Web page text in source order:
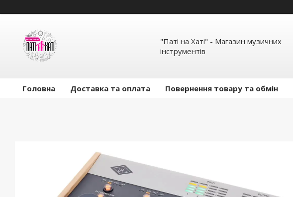
"Паті на Хаті" - Магазин музичних
інструментів
Головна Доставка та оплата Повернення товару та обмін